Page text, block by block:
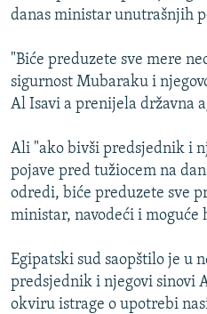
RSE PRIČE IZ SVIJETA
ISPRIČAJ MI
DNEVNO@RSE
SPECIJALI RSE
VIŠE OD NASLOVA
GENOCID U SREBRENICI
POPLAVE I KLIZIŠTA U BIH 2024.
POST SCRIPTUM
MOJA EVROPA
danas ministar unutrašnjih
"Biće preduzete sve mere
sigurnost Mubaraku i
Al Isavi a prenijela državna
Ali "ako bivši predsjednik i
pojave pred tužiocem na
odredi, biće preduzete sve
ministar, navodeći i moguće
Egipatski sud saopštilo je u
predsjednik i njegovi sinovi
okviru istrage o upotrebi